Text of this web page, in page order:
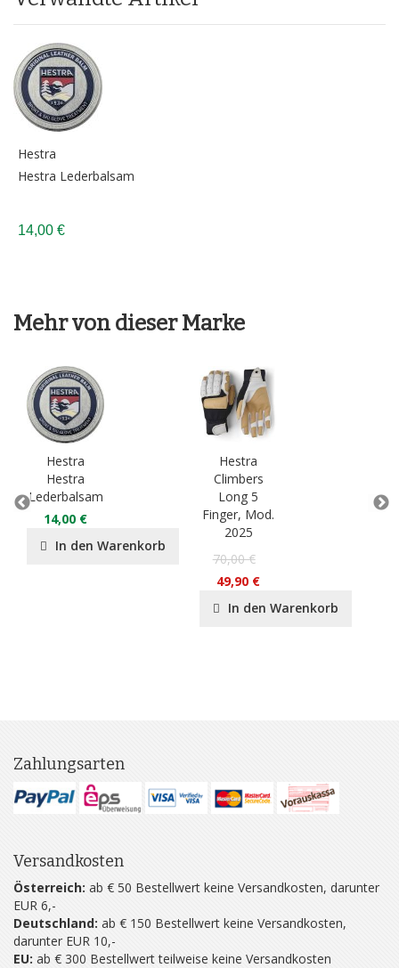
Hestra
Hestra Lederbalsam
14,00 €
Mehr von dieser Marke
Hestra
Hestra
Lederbalsam
14,00 €
In den Warenkorb
Hestra
Climbers
Long 5
Finger, Mod.
2025
70,00 €
49,90 €
In den Warenkorb
Zahlungsarten
Versandkosten
Österreich: ab € 50 Bestellwert keine Versandkosten, darunter
EUR 6,-
Deutschland: ab € 150 Bestellwert keine Versandkosten,
darunter EUR 10,-
EU: ab € 300 Bestellwert teilweise keine Versandkosten